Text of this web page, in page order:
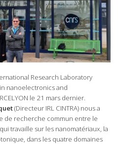
Research Laboratory
nanoelectronics and
le 21 mars dernier.
(Directeur IRL CINTRA) nous a
de recherche commun entre le
travaille sur les nanomatériaux, la
dans les quatre domaines